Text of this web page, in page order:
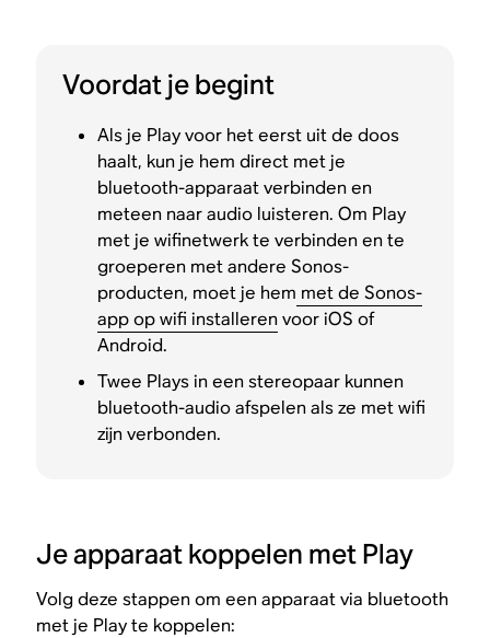
Voordat je begint
Als je Play voor het eerst uit de doos
haalt, kun je hem direct met je
bluetooth-apparaat verbinden en
meteen naar audio luisteren. Om Play
met je wifinetwerk te verbinden en te
groeperen met andere Sonos-
producten, moet je hem met de Sonos-
app op wifi installerenvoor iOS of
Android.
Twee Plays in een stereopaar kunnen
bluetooth-audio afspelen als ze met wifi
zijn verbonden.
Je apparaat koppelen met Play
Volg deze stappen om een apparaat via bluetooth
met je Play te koppelen: